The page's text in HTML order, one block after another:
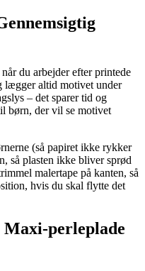
du arbejder efter printede
lægger altid motivet under
– det sparer tid og
børn, der vil se motivet
(så papiret ikke rykker
så plasten ikke bliver sprød
malertape på kanten, så
hvis du skal flytte det
perleplade